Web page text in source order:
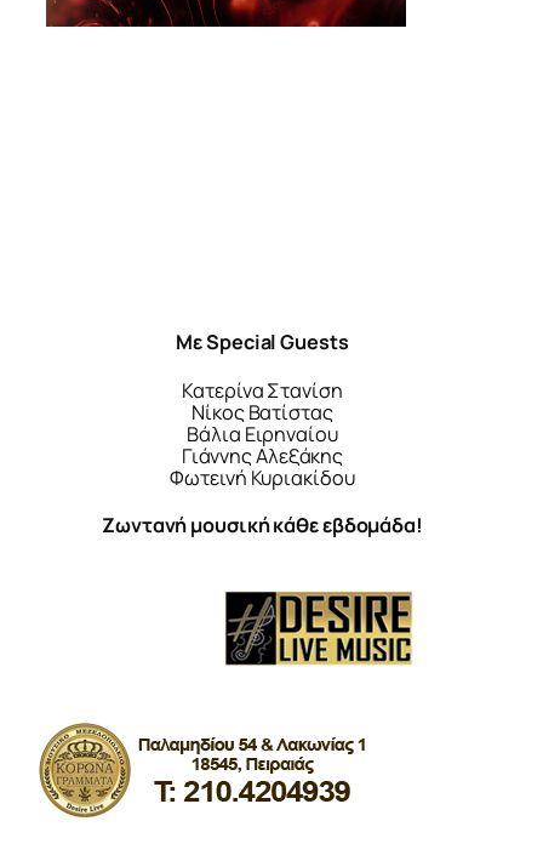
ΜεSpecial Guests
Κατερίνα Στανίση
Νίκος Βατίστας
Βάλια Ειρηναίου
Γιάννης Αλεξάκης
Φωτεινή Κυριακίδου
Ζωντανή μουσική κάθε εβδομάδα!